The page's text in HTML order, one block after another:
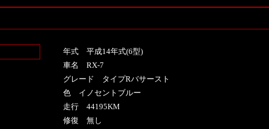
年式 平成14年式(6型)
車名 RX-7
グレード タイプRバサースト
色 イノセントブルー
走行 44195KM
修復 無し